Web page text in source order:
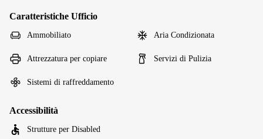
Caratteristiche Ufficio
Ammobiliato Aria Condizionata
Attrezzatura per copiare Servizi di Pulizia
Sistemi di raffreddamento
Accessibilità
Strutture per Disabled